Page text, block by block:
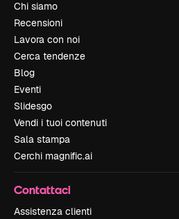
Chi siamo
Recensioni
Lavora con noi
Cerca tendenze
Blog
Eventi
Slidesgo
Vendi i tuoi contenuti
Sala stampa
Cerchi magnific.ai
Contattaci
Assistenza clienti